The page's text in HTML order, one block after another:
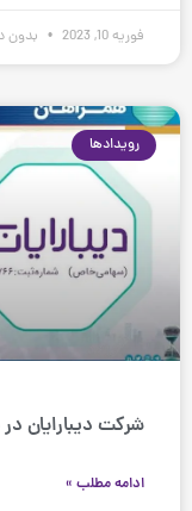
فوریه 10, 2023 بدون
رویدادها
شرکت دیبارایان
ادامه مطلب »